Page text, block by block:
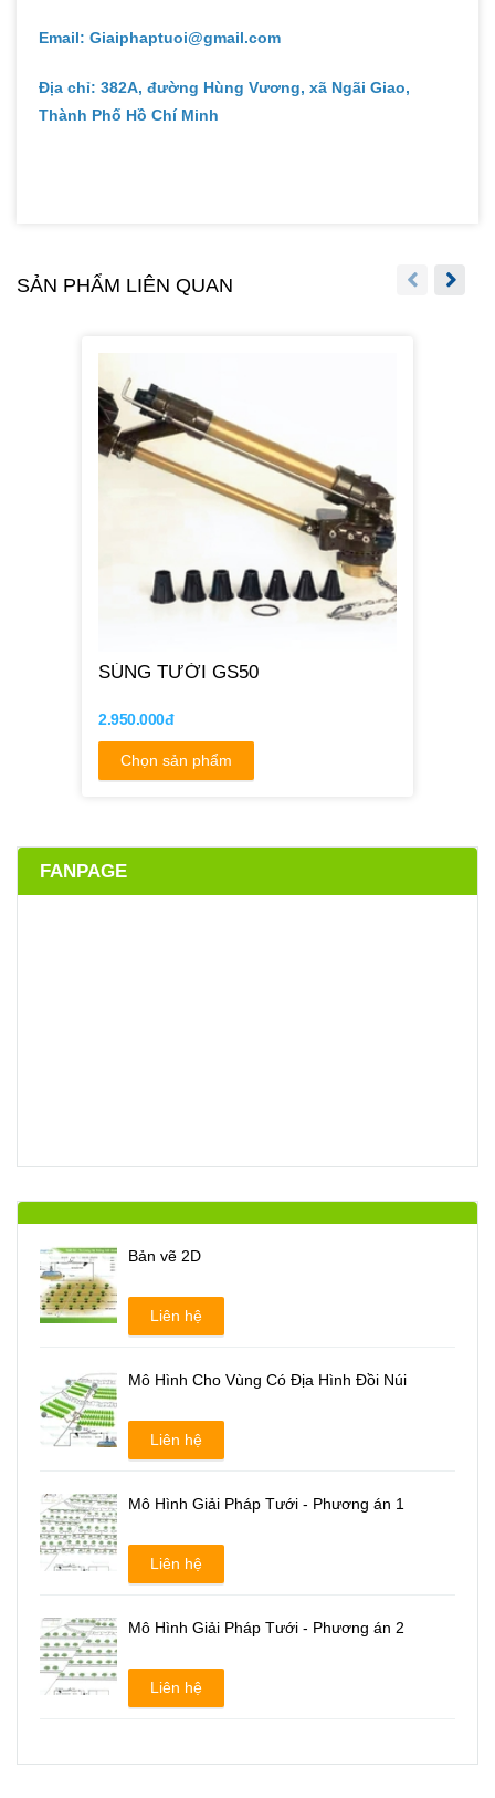
Email: Giaiphaptuoi@gmail.com
Địa chỉ: 382A, đường Hùng Vương, xã Ngãi Giao,
Thành Phố Hồ Chí Minh
SẢN PHẨM LIÊN QUAN
SÚNG TƯỚI GS50
2.950.000đ
Chọn sản phẩm
FANPAGE
Bản vẽ 2D
Liên hệ
Mô Hình Cho Vùng Có Địa Hình Đồi Núi
Liên hệ
Mô Hình Giải Pháp Tưới - Phương án 1
Liên hệ
Mô Hình Giải Pháp Tưới - Phương án 2
Liên hệ